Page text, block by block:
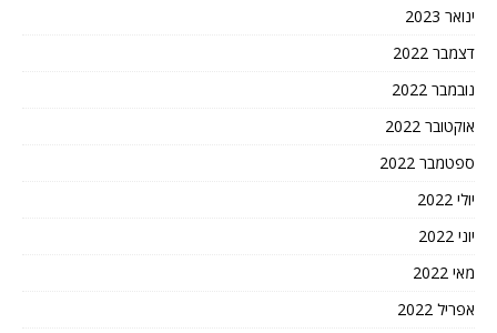
ינואר 2023
דצמבר 2022
נובמבר 2022
אוקטובר 2022
ספטמבר 2022
יולי 2022
יוני 2022
מאי 2022
אפריל 2022